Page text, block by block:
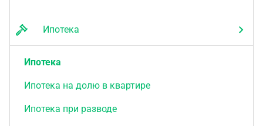
Ипотека
Ипотека
Ипотека на долю в квартире
Ипотека при разводе